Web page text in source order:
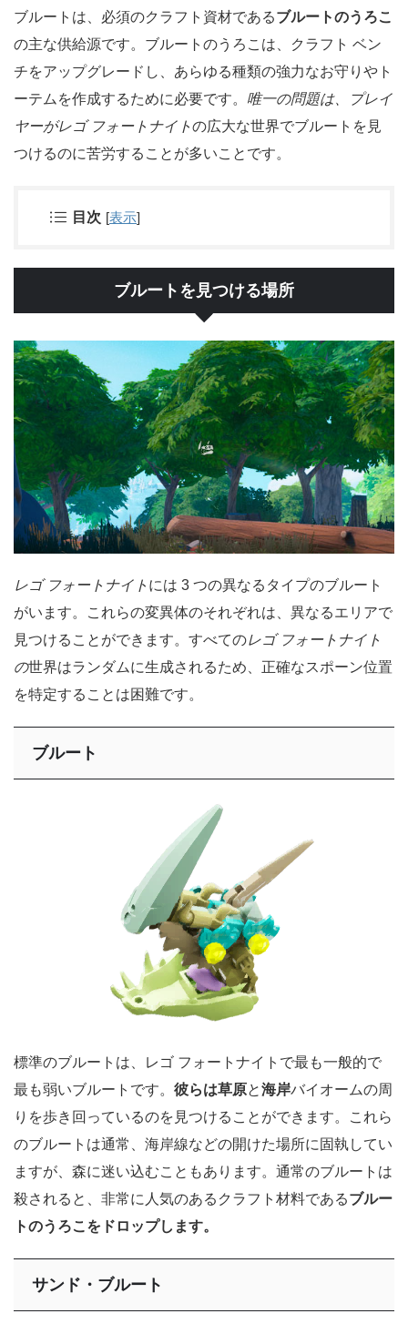
ブルートは、必須のクラフト資材であるブルートのうろこ
の主な供給源です。ブルートのうろこは、クラフト ベン
チをアップグレードし、あらゆる種類の強力なお守りやト
ーテムを作成するために必要です。 唯一の問題は、プレイ
ヤーがレゴ フォートナイトの広大な世界でブルートを見
つけるのに苦労することが多いことです。
目次 [表示]
ブルートを見つける場所
レゴ フォートナイト には 3 つの異なるタイプのブルート
がいます。これらの変異体のそれぞれは、異なるエリアで
見つけることができます。すべてのレゴ フォートナイト
の世界はランダムに生成されるため、正確なスポーン位置
を特定することは困難です。
ブルート
標準のブルートは、レゴ フォートナイトで最も一般的で
最も弱いブルートです。 彼らは草原と海岸バイオームの周
りを歩き回っているのを見つけることができます。これら
のブルートは通常、海岸線などの開けた場所に固執してい
ますが、森に迷い込むこともあります。通常のブルートは
殺されると、非常に人気のあるクラフト材料であるブルー
トのうろこをドロップします。
サンド・ブルート